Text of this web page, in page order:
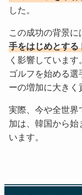
した。
この成功の背景に
手をはじめとする
く影響していま
ゴルフを始める
ーの増加に大きく
実際、今や全世界
加は、韓国から始
います。